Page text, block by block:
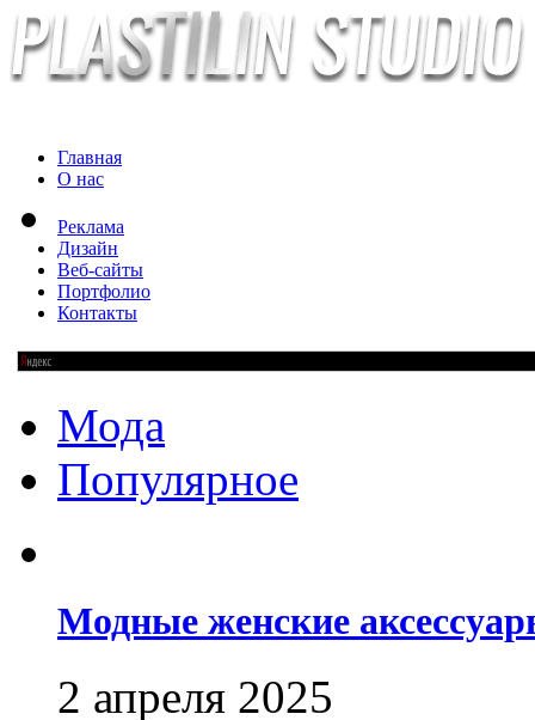
Главная
О нас
Реклама
Дизайн
Веб-сайты
Портфолио
Контакты
Мода
Популярное
Модные женские
2 апреля 2025